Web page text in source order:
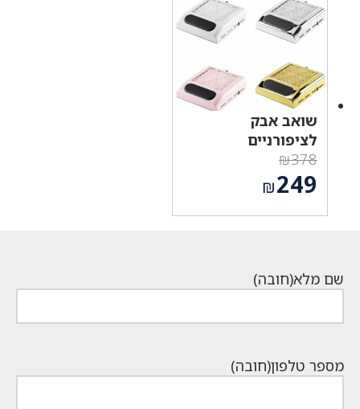
שואב אבק
לציפורניים
₪378
המחיר
המקורי
היה:
₪249
שם מלא(חובה)
מספר טלפון(חובה)